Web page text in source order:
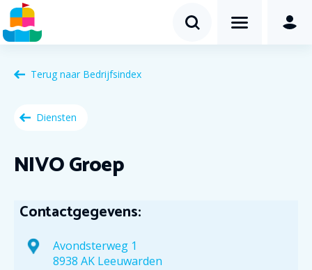
Terug naar Bedrijfsindex
Diensten
NIVO Groep
Contactgegevens:
Avondsterweg 1
8938 AK Leeuwarden